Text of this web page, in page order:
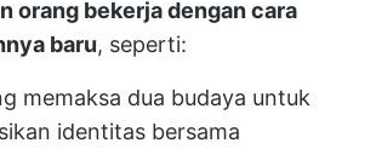
orang bekerja dengan cara
baru, seperti:
memaksa dua budaya untuk
identitas bersama